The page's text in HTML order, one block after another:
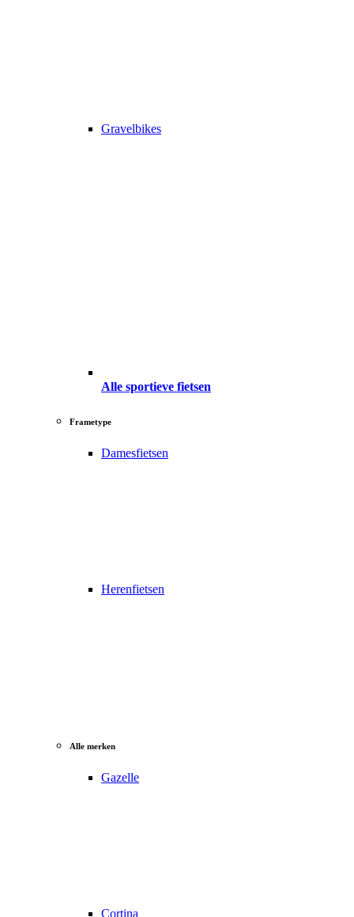
Gravelbikes
Alle sportieve fietsen
Frametype
Damesfietsen
Herenfietsen
Alle merken
Gazelle
Cortina